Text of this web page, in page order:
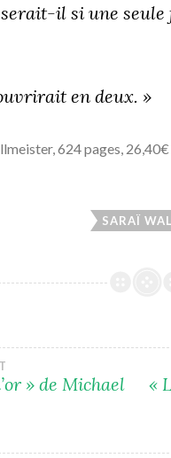
il si une
en deux. »
624 pages, 26,40€
SARAÏ
» de Michael
«